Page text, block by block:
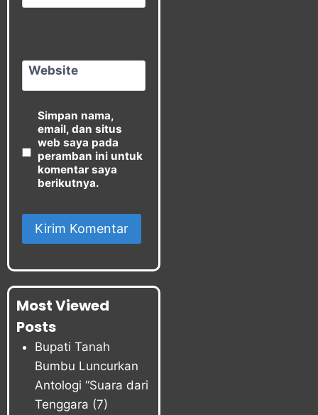
Website
Simpan nama,
email, dan situs
web saya pada
peramban ini untuk
komentar saya
berikutnya.
Most Viewed
Posts
Bupati Tanah
Bumbu Luncurkan
Antologi “Suara dari
Tenggara (7)